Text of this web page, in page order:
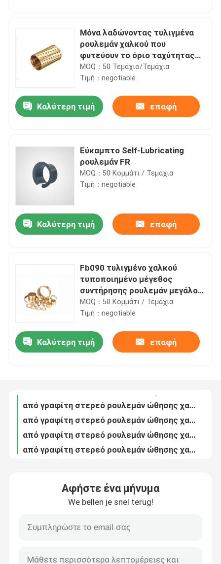
Προϊόντα
Περίπου εμείς
Ποιοτικός έλεγχος
Μας ελάτε σε επαφή με
μόνα λαδώνοντας ρουλεμάν
Μόνα λαδώνοντας ρουλεμάν χαλκού
μόνα λαδώνοντας ρουλεμάν μανικιών
Μόνα λαδώνοντας τυλιγμένα
ρουλεμάν χαλκού που
φυτεύουν το όριο ταχύτητας
1.0m/S με θάμνους
MOQ：50 Τεμάχιο/Τεμάχια
Τιμή：negotiable
Καλύτερη τιμή επαφή
Εύκαμπτο Self-Lubricating
ρουλεμάν FR
MOQ：50 Κομμάτι / Τεμάχια
Τιμή：negotiable
Καλύτερη τιμή επαφή
Fb090 τυλιγμένο χαλκού
τυποποιημένο μέγεθος
συντήρησης ρουλεμάν μεγάλο
βαρύ
MOQ：50 Κομμάτι / Τεμάχια
Τιμή：negotiable
Καλύτερη τιμή επαφή
Αφήστε ένα μήνυμα
We bellen je snel terug!